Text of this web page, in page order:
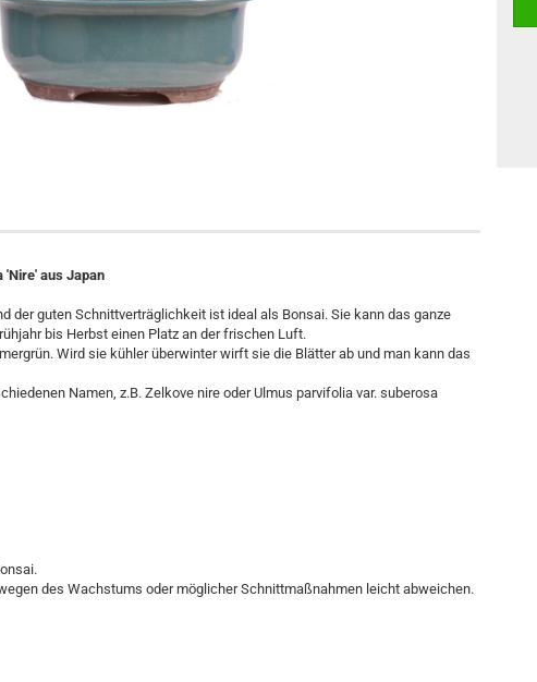
'Nire' aus Japan
der guten Schnittverträglichkeit ist ideal als Bonsai. Sie kann das ganze
bis Herbst einen Platz an der frischen Luft.
Wird sie kühler überwinter wirft sie die Blätter ab und man kann das
Namen, z.B. Zelkove nire oder Ulmus parvifolia var. suberosa
des Wachstums oder möglicher Schnittmaßnahmen leicht abweichen.